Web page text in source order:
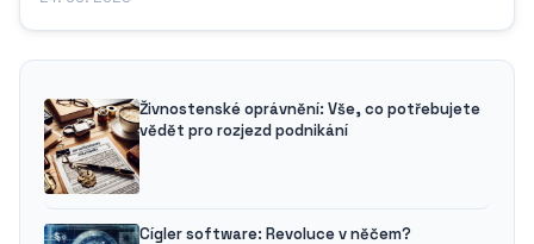
Živnostenské oprávnění: Vše, co potřebujete
vědět pro rozjezd podnikání
Cígler software: Revoluce v něčem?